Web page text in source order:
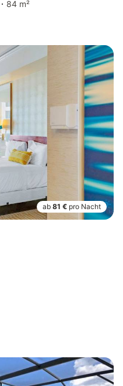
84 m²
ab 81 € pro Nacht